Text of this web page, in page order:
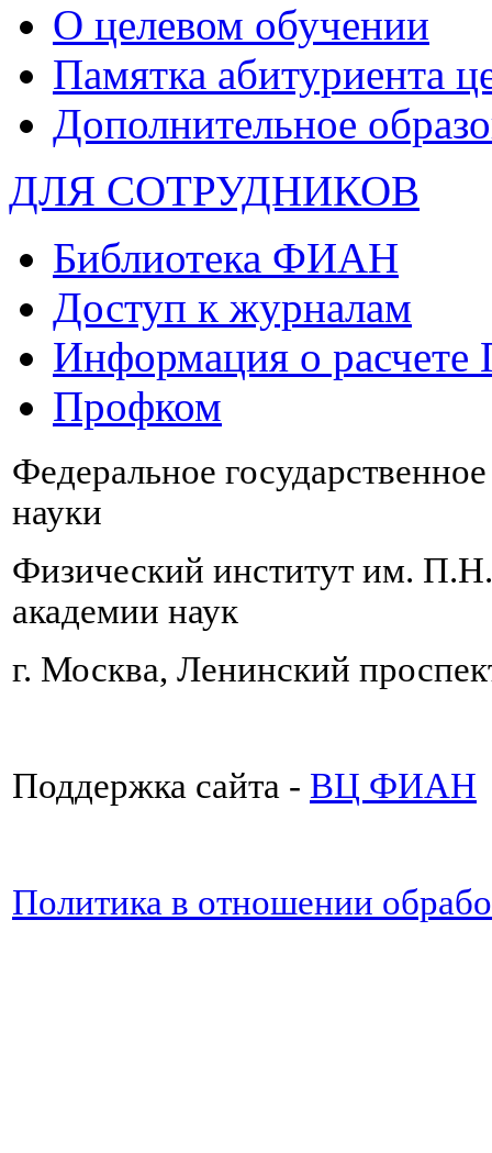
О целевом обучении
Памятка абитуриента
Дополнительное
ДЛЯ СОТРУДНИКОВ
Библиотека ФИАН
Доступ к журналам
Информация о
Профком
Федеральное
науки
Физический институт им.
академии наук
г. Москва, Ленинский
Поддержка сайта - ВЦ ФИАН
Политика в отношении